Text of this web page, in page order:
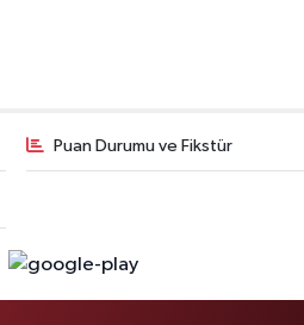
Puan Durumu ve Fikstür